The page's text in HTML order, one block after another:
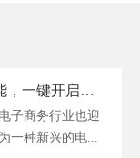
微商城新潮流：小程序赋能，一键开启购物新体验！
子商务行业也迎
一种新兴的电...